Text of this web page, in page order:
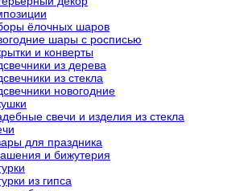
ёлочных шаров
шары с росписью
и конверты
из дерева
из стекла
новогодние
свечи и изделия из стекла
для праздника
и бижутерия
из гипса